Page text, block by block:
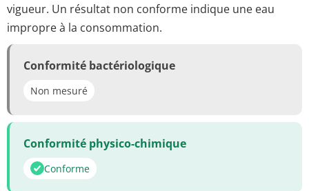
vigueur. Un résultat non conforme indique une eau
impropre à la consommation.
Conformité bactériologique
Non mesuré
Conformité physico-chimique
Conforme